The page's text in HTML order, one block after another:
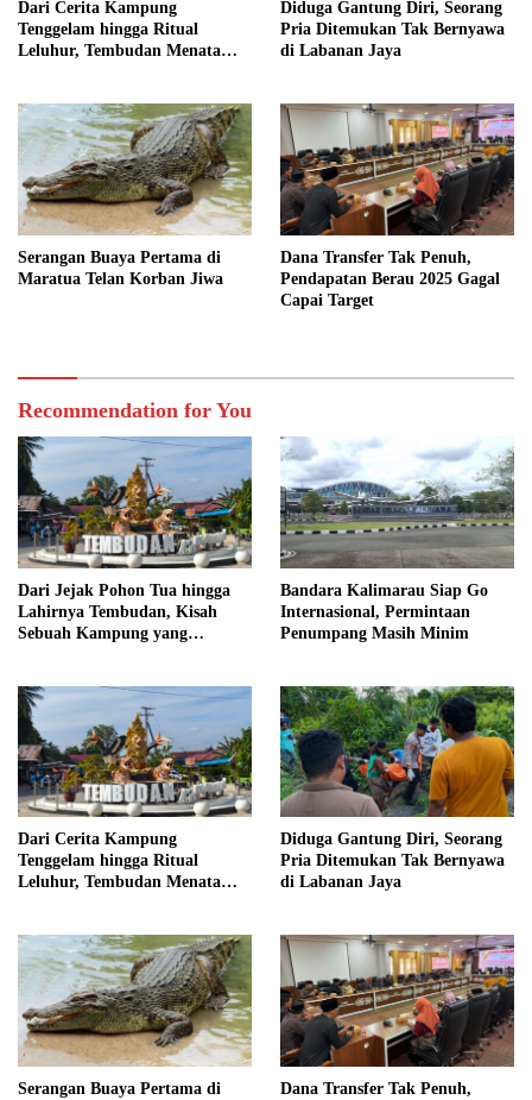
Dari Cerita Kampung
Tenggelam hingga Ritual
Leluhur, Tembudan Menata
Diduga Gantung Diri, Seorang
Pria Ditemukan Tak Bernyawa
di Labanan Jaya
Serangan Buaya Pertama di
Maratua Telan Korban Jiwa
Dana Transfer Tak Penuh,
Pendapatan Berau 2025 Gagal
Capai Target
Recommendation for You
Dari Jejak Pohon Tua hingga
Lahirnya Tembudan, Kisah
Sebuah Kampung yang
Bandara Kalimarau Siap Go
Internasional, Permintaan
Penumpang Masih Minim
Dari Cerita Kampung
Tenggelam hingga Ritual
Leluhur, Tembudan Menata
Diduga Gantung Diri, Seorang
Pria Ditemukan Tak Bernyawa
di Labanan Jaya
Serangan Buaya Pertama di
Dana Transfer Tak Penuh,